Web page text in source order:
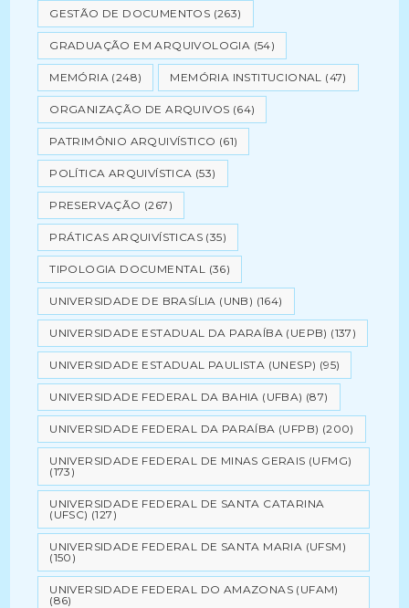
GESTÃO DE DOCUMENTOS (263)
GRADUAÇÃO EM ARQUIVOLOGIA (54)
MEMÓRIA (248) MEMÓRIA INSTITUCIONAL (47)
ORGANIZAÇÃO DE ARQUIVOS (64)
PATRIMÔNIO ARQUIVÍSTICO (61)
POLÍTICA ARQUIVÍSTICA (53)
PRESERVAÇÃO (267)
PRÁTICAS ARQUIVÍSTICAS (35)
TIPOLOGIA DOCUMENTAL (36)
UNIVERSIDADE DE BRASÍLIA (UNB) (164)
UNIVERSIDADE ESTADUAL DA PARAÍBA (UEPB) (137)
UNIVERSIDADE ESTADUAL PAULISTA (UNESP) (95)
UNIVERSIDADE FEDERAL DA BAHIA (UFBA) (87)
UNIVERSIDADE FEDERAL DA PARAÍBA (UFPB) (200)
UNIVERSIDADE FEDERAL DE MINAS GERAIS (UFMG)
(173)
UNIVERSIDADE FEDERAL DE SANTA CATARINA
(UFSC) (127)
UNIVERSIDADE FEDERAL DE SANTA MARIA (UFSM)
(150)
UNIVERSIDADE FEDERAL DO AMAZONAS (UFAM)
(86)